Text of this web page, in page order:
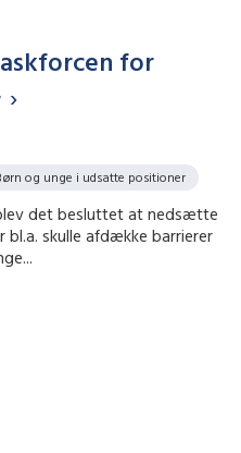
for
og unge i udsatte positioner
det besluttet at nedsætte
skulle afdække barrierer